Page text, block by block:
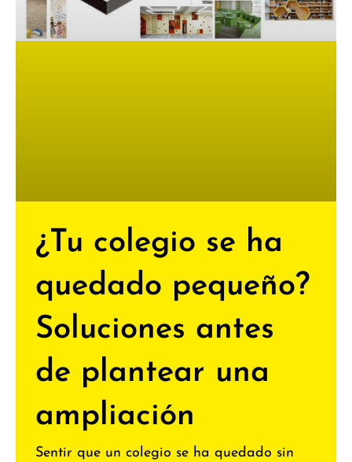
¿Tu colegio se ha
quedado pequeño?
Soluciones antes
de plantear una
ampliación
Sentir que un colegio se ha quedado sin